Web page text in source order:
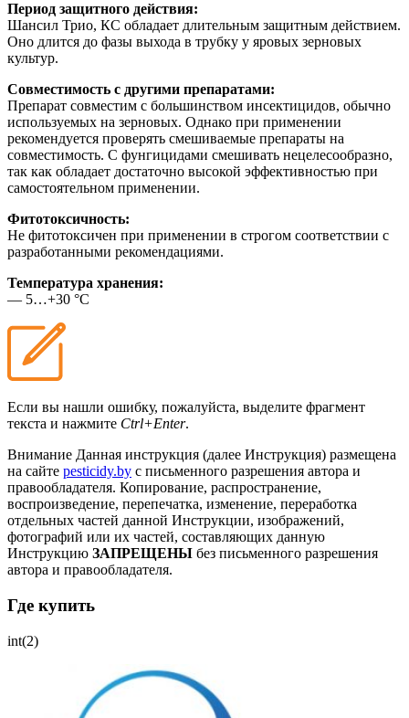
Период защитного действия:
Шансил Трио, КС обладает длительным защитным действием.
Оно длится до фазы выхода в трубку у яровых зерновых
культур.
Совместимость с другими препаратами:
Препарат совместим с большинством инсектицидов, обычно
используемых на зерновых. Однако при применении
рекомендуется проверять смешиваемые препараты на
совместимость. С фунгицидами смешивать нецелесообразно,
так как обладает достаточно высокой эффективностью при
самостоятельном применении.
Фитотоксичность:
Не фитотоксичен при применении в строгом соответствии с
разработанными рекомендациями.
Температура хранения:
— 5…+30 °С
Если вы нашли ошибку, пожалуйста, выделите фрагмент
текста и нажмите Ctrl+Enter.
Внимание Данная инструкция (далее Инструкция) размещена
на сайте pesticidy.by с письменного разрешения автора и
правообладателя. Копирование, распространение,
воспроизведение, перепечатка, изменение, переработка
отдельных частей данной Инструкции, изображений,
фотографий или их частей, составляющих данную
Инструкцию ЗАПРЕЩЕНЫ без письменного разрешения
автора и правообладателя.
Где купить
int(2)